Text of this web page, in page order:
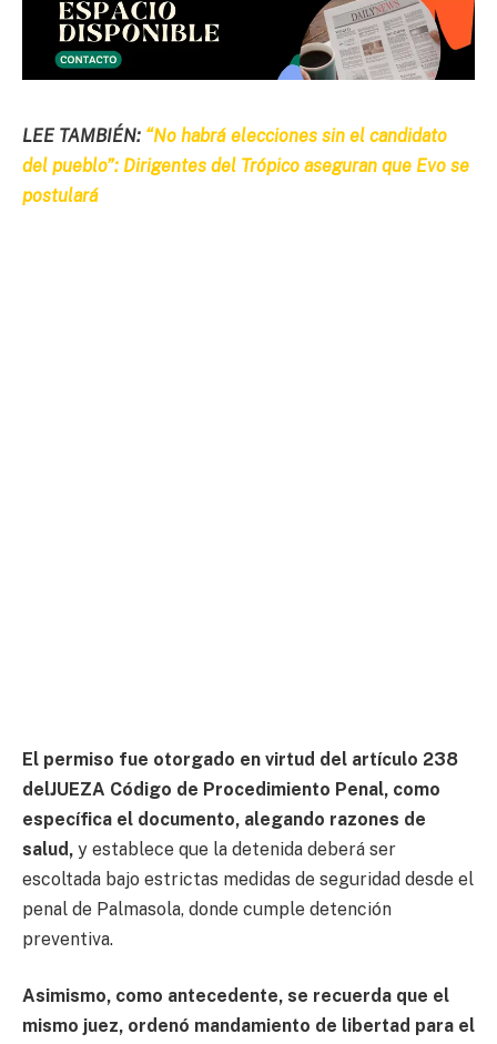
LEE TAMBIÉN: “No habrá elecciones sin el candidato
del pueblo”: Dirigentes del Trópico aseguran que Evo se
postulará
El permiso fue otorgado en virtud del artículo 238
delJUEZA Código de Procedimiento Penal, como
específica el documento, alegando razones de
salud, y establece que la detenida deberá ser
escoltada bajo estrictas medidas de seguridad desde el
penal de Palmasola, donde cumple detención
preventiva.
Asimismo, como antecedente, se recuerda que el
mismo juez, ordenó mandamiento de libertad para el